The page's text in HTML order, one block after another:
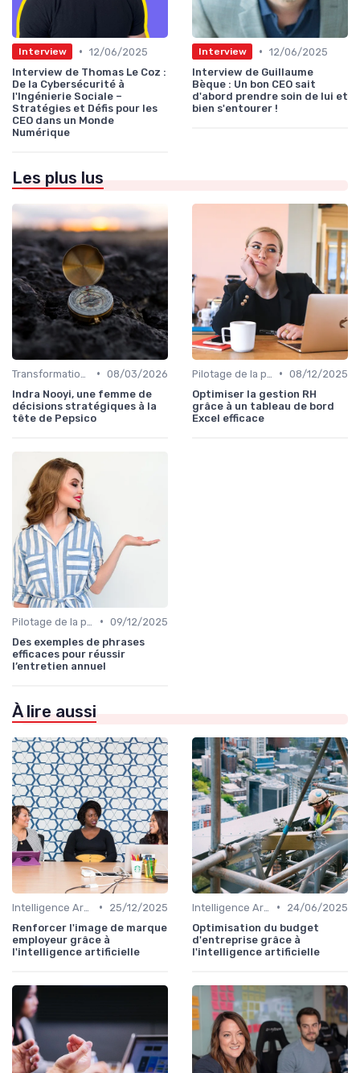
Interview • 12/06/2025
Interview de Thomas Le Coz :
De la Cybersécurité à
l'Ingénierie Sociale –
Stratégies et Défis pour les
CEO dans un Monde
Numérique
Interview • 12/06/2025
Interview de Guillaume
Bèque : Un bon CEO sait
d'abord prendre soin de lui et
bien s'entourer !
Les plus lus
• 08/03/2026
Indra Nooyi, une femme de
décisions stratégiques à la
tête de Pepsico
• 08/12/2025
Optimiser la gestion RH
grâce à un tableau de bord
Excel efficace
• 09/12/2025
Des exemples de phrases
efficaces pour réussir
l’entretien annuel
À lire aussi
•
25/12/2025
Renforcer l'image de marque
employeur grâce à
l'intelligence artificielle
•
24/06/2025
Optimisation du budget
d'entreprise grâce à
l'intelligence artificielle